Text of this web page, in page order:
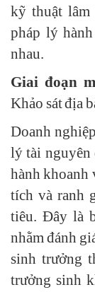
kỹ thuật
pháp lý
nhau.
Giai đoạn
Khảo sát địa
Doanh
lý tài nguyên
hành khoanh
tích và ranh
tiêu. Đây là
nhằm đánh
sinh trưởng
trưởng sinh